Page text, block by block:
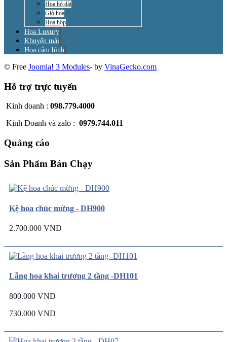
Hoa bó dài
Giỏ hoa
Hoa hộp
Hoa Luxury
Khuyến mãi
Hoa cắm bình
© Free Joomla! 3 Modules- by VinaGecko.com
Hỗ trợ trực tuyến
Kinh doanh : 098.779.4000
Kinh Doanh và zalo : 0979.744.011
Quảng cáo
Sản Phẩm Bán Chạy
Kệ hoa chúc mừng - DH900
2.700.000 VND
Lẵng hoa khai trương 2 tầng -DH101
800.000 VND
730.000 VND